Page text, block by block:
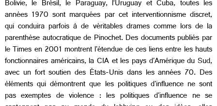
Bolivie, le Brésil, le Paraguay, l’Uruguay et Cuba, toutes les
années 1970 sont marquées par cet interventionnisme discret,
qui conduira parfois à de véritables drames comme lors de la
parenthèse autocratique de Pinochet. Des documents publiés par
le Times en 2001 montrent l'étendue de ces liens entre les hauts
fonctionnaires américains, la CIA et les pays d'Amérique du Sud,
avec un fort soutien des États-Unis dans les années 70. Des
éléments qui démontrent que les politiques d'influence ne sont
pas exemptes de violence : les politiques d'influence ne se